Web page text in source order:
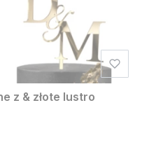
z & złote lustro